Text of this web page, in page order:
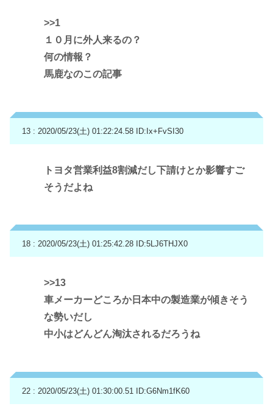
>>1
１０月に外人来るの？
何の情報？
馬鹿なのこの記事
13 : 2020/05/23(土) 01:22:24.58 ID:Ix+FvSI30
トヨタ営業利益8割減だし下請けとか影響すご
そうだよね
18 : 2020/05/23(土) 01:25:42.28 ID:5LJ6THJX0
>>13
車メーカーどころか日本中の製造業が傾きそう
な勢いだし
中小はどんどん淘汰されるだろうね
22 : 2020/05/23(土) 01:30:00.51 ID:G6Nm1fK60